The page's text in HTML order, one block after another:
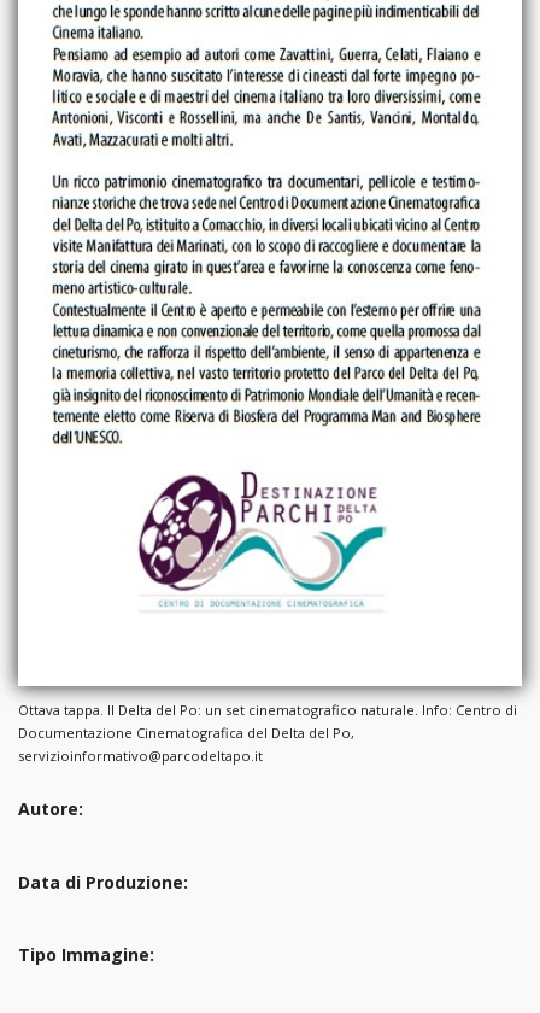
Ottava tappa. Il Delta del Po: un set cinematografico naturale. Info: Centro di
Documentazione Cinematografica del Delta del Po,
servizioinformativo@parcodeltapo.it
Autore:
Data di Produzione:
Tipo Immagine: